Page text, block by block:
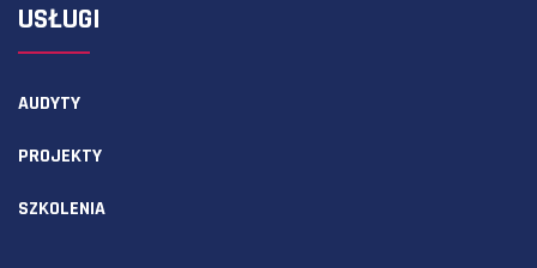
USŁUGI
AUDYTY
PROJEKTY
SZKOLENIA